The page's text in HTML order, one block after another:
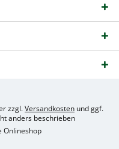
zzgl.Versandkosten und ggf.
anders beschrieben
Onlineshop